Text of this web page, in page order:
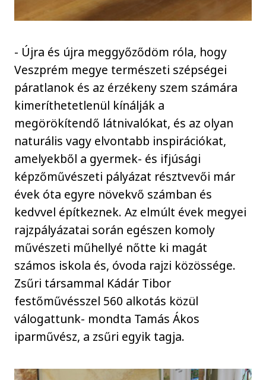
- Újra és újra meggyőződöm róla, hogy
Veszprém megye természeti szépségei
páratlanok és az érzékeny szem számára
kimeríthetetlenül kínálják a
megörökítendő látnivalókat, és az olyan
naturális vagy elvontabb inspirációkat,
amelyekből a gyermek- és ifjúsági
képzőművészeti pályázat résztvevői már
évek óta egyre növekvő számban és
kedvvel építkeznek. Az elmúlt évek megyei
rajzpályázatai során egészen komoly
művészeti műhellyé nőtte ki magát
számos iskola és, óvoda rajzi közössége.
Zsűri társammal Kádár Tibor
festőművésszel 560 alkotás közül
válogattunk- mondta Tamás Ákos
iparművész, a zsűri egyik tagja.